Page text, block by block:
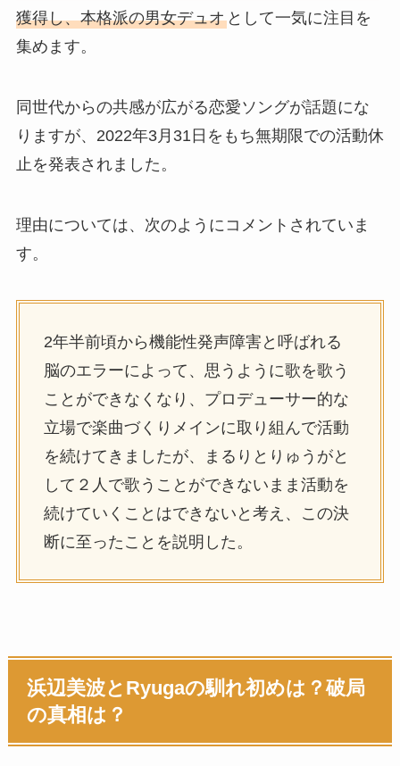
獲得し、本格派の男女デュオとして一気に注目を
集めます。
同世代からの共感が広がる恋愛ソングが話題にな
りますが、2022年3月31日をもち無期限での活動休
止を発表されました。
理由については、次のようにコメントされていま
す。
2年半前頃から機能性発声障害と呼ばれる
脳のエラーによって、思うように歌を歌う
ことができなくなり、プロデューサー的な
立場で楽曲づくりメインに取り組んで活動
を続けてきましたが、まるりとりゅうがと
して２人で歌うことができないまま活動を
続けていくことはできないと考え、この決
断に至ったことを説明した。
浜辺美波とRyugaの馴れ初めは？破局
の真相は？